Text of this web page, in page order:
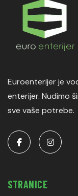
Euroenterijer je
enterijer. Nudimo
sve vaše potrebe.
STRANICE